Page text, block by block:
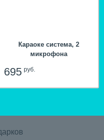
Караоке система, 2
микрофона
695руб.